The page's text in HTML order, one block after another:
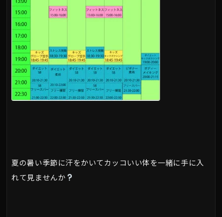
夏の暑い季節に汗をかいてカッコいい体を一緒に手に入
れて見ませんか